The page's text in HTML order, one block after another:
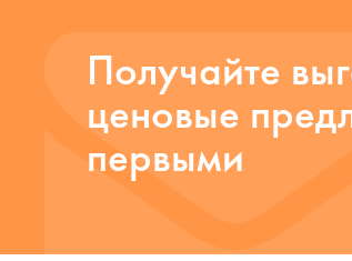
Получайте
ценовые
первыми